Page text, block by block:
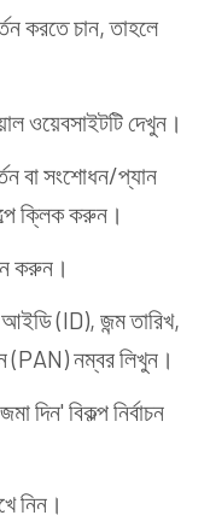
করতে চান, তাহলে
ওয়েবসাইটটি দেখুন।
বা সংশোধন/প্যান
ক্লিক করুন।
করুন।
(ID), জন্ম তারিখ,
(PAN) নম্বর লিখুন।
দিন' বিকল্প নির্বাচন
নিন।